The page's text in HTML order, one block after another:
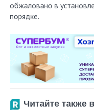
обжаловано в
порядке.
Читайте также